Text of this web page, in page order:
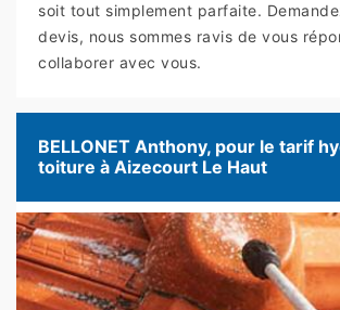
soit tout simplement parfaite.
devis, nous sommes ravis de vous
collaborer avec vous.
BELLONET Anthony, pour le tarif
toiture à Aizecourt Le Haut